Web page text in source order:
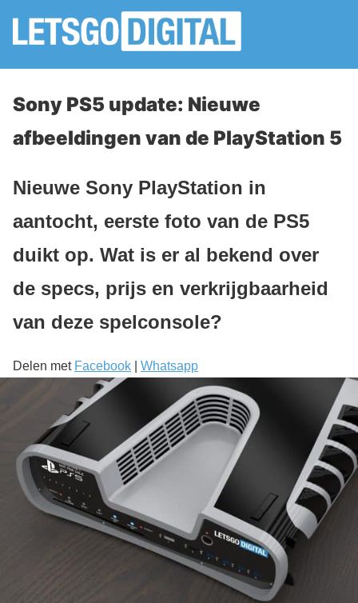
Sony PS5 update: Nieuwe
afbeeldingen van de PlayStation 5
Nieuwe Sony PlayStation in
aantocht, eerste foto van de PS5
duikt op. Wat is er al bekend over
de specs, prijs en verkrijgbaarheid
van deze spelconsole?
Delen met Facebook Whatsapp